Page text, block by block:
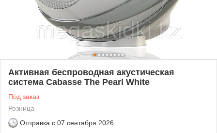
Активная беспроводная акустическая
система Cabasse The Pearl White
Под заказ
Розница
Отправка с 07 сентября 2026